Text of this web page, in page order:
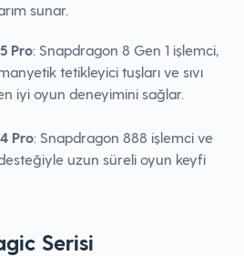
sunar.
Pro: Snapdragon 8 Gen 1 işlemci,
tetikleyici tuşları ve sıvı
iyi oyun deneyimini sağlar.
Pro: Snapdragon 888 işlemci ve
uzun süreli oyun keyfi
Serisi